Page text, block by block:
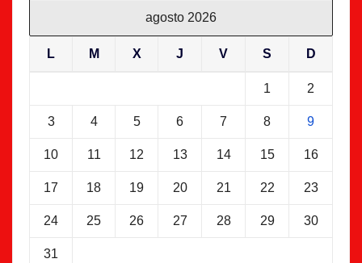
agosto 2026
L M X J V S D
1 2
3 4 5 6 7 8 9
10 11 12 13 14 15 16
17 18 19 20 21 22 23
24 25 26 27 28 29 30
31